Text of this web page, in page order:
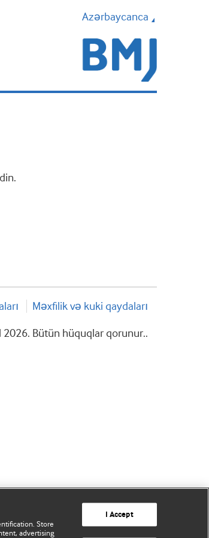
Azərbaycanca
Məxfilik və kuki qaydaları
Bütün hüquqlar qorunur..
Store
advertising
I Accept